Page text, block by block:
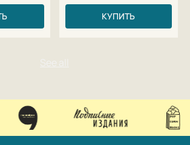
КУПИТЬ